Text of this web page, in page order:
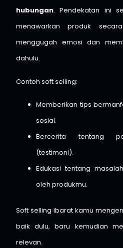
hubungan. Pendekatan ini
menawarkan produk
menggugah emosi dan
dahulu.
Contoh soft selling:
Memberikan tips
sosial.
Bercerita tentang
(testimoni).
Edukasi tentang
oleh produkmu.
Soft selling ibarat kamu
baik dulu, baru kemudian
relevan.